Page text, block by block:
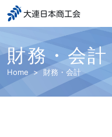
大連日本商工会
財務・会計
Home 財務・会計